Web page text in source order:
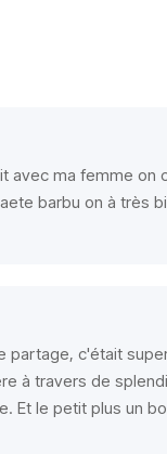
avec ma femme on
barbu on à très
partage, c'était
à travers de
Et le petit plus un